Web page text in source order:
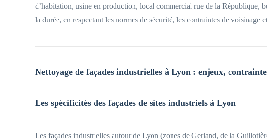
d’habitation, usine en production, local commercial rue de la République,
la durée, en respectant les normes de sécurité, les contraintes de voisinage
Nettoyage de façades industrielles à Lyon : enjeux,
Les spécificités des façades de sites industriels à Lyon
Les façades industrielles autour de Lyon (zones de Gerland, de la